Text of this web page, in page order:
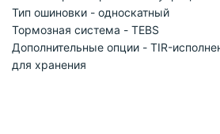
Тип ошиновки - односкатный
Тормозная система - TEBS
Дополнительные опции - TIR-
для хранения